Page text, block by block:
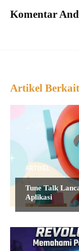
Komentar
Artikel
ARTIKEL
Tune Talk
Aplikasi